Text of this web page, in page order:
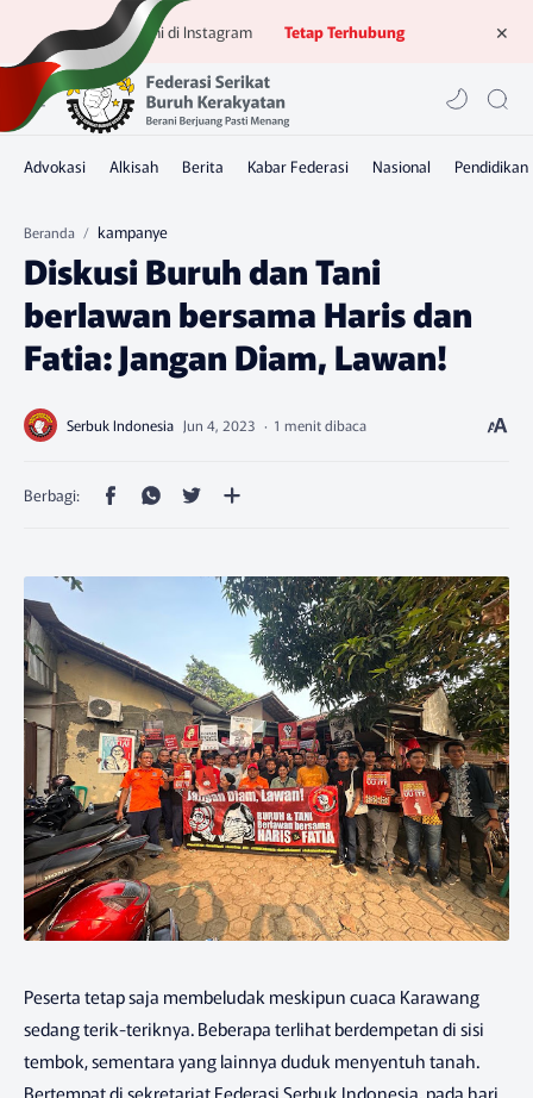
Ikuti kami di Instagram Tetap Terhubung
Beranda kampanye
Diskusi Buruh dan Tani
berlawan bersama Haris dan
Fatia: Jangan Diam, Lawan!
1 menit dibaca
Peserta tetap saja membeludak meskipun cuaca Karawang
sedang terik-teriknya. Beberapa terlihat berdempetan di sisi
tembok, sementara yang lainnya duduk menyentuh tanah.
Bertempat di sekretariat Federasi Serbuk Indonesia, pada hari